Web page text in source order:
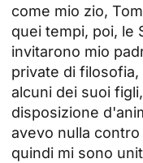
come mio zio,
quei tempi, poi, le
invitarono mio
private di
alcuni dei suoi
disposizione
avevo nulla
quindi mi sono